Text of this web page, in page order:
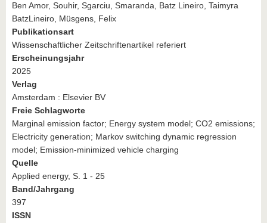
Ben Amor, Souhir, Sgarciu, Smaranda, Batz Lineiro, Taimyra
BatzLineiro, Müsgens, Felix
Publikationsart
Wissenschaftlicher Zeitschriftenartikel referiert
Erscheinungsjahr
2025
Verlag
Amsterdam : Elsevier BV
Freie Schlagworte
Marginal emission factor; Energy system model; CO2 emissions;
Electricity generation; Markov switching dynamic regression
model; Emission-minimized vehicle charging
Quelle
Applied energy, S. 1 - 25
Band/Jahrgang
397
ISSN